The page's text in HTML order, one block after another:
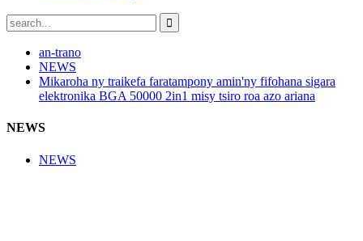
an-trano
NEWS
Mikaroha ny traikefa faratampony amin'ny fifohana sigara
elektronika BGA 50000 2in1 misy tsiro roa azo ariana
NEWS
NEWS